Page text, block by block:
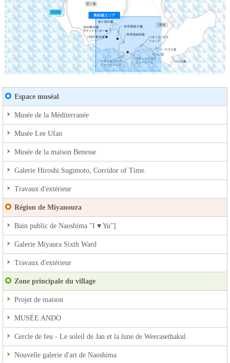
Espace muséal
Musée de la Méditerranée
Musée Lee Ufan
Musée de la maison Benesse
Galerie Hiroshi Sugimoto, Corridor of Time.
Travaux d'extérieur
Région de Miyanoura
Bain public de Naoshima "I ♥ Yu"]
Galerie Miyaura Sixth Ward
Travaux d'extérieur
Zone principale du village
Projet de maison
MUSÉE ANDO
Cercle de feu - Le soleil de Jan et la lune de Weerasethakul
Nouvelle galerie d'art de Naoshima